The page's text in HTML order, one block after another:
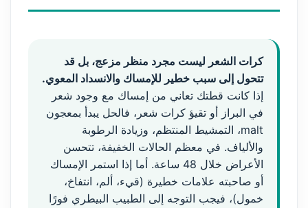
كرات الشعر ليست مجرد منظر مزعج، بل قد
تتحول إلى سبب خطير للإمساك والانسداد المعوي.
إذا كانت قطتك تعاني من إمساك مع وجود شعر
في البراز أو تقيؤ كرات شعر، فالحل يبدأ بمعجون
malt، التمشيط المنتظم، وزيادة الرطوبة
والألياف. في معظم الحالات الخفيفة، تتحسن
الأعراض خلال 48 ساعة. أما إذا استمر الإمساك
أو صاحبته علامات خطيرة (قيء، ألم، انتفاخ،
خمول)، فيجب التوجه إلى الطبيب البيطري فورًا